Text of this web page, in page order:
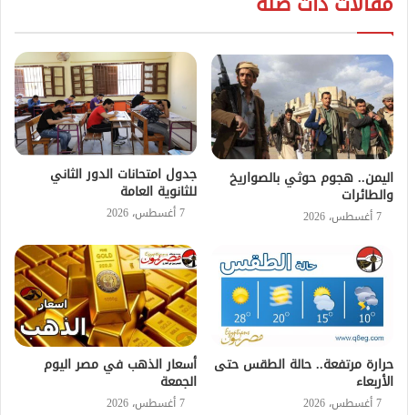
اليمن.. هجوم حوثي بالصواريخ
والطائرات
7 أغسطس، 2026
جدول امتحانات الدور الثاني
للثانوية العامة
7 أغسطس، 2026
حرارة مرتفعة.. حالة الطقس حتى
الأربعاء
7 أغسطس، 2026
أسعار الذهب في مصر اليوم
الجمعة
7 أغسطس، 2026